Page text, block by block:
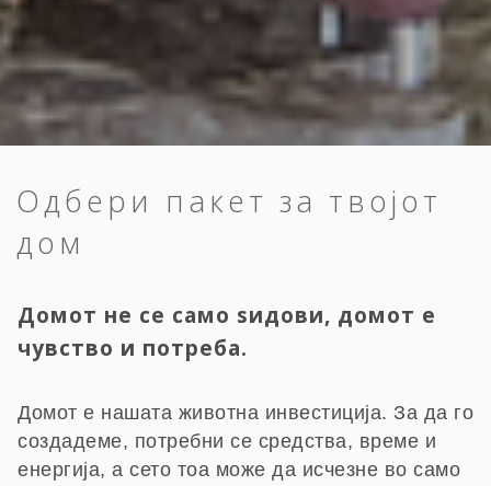
Одбери пакет за твојот
дом
Домот не се само ѕидови, домот е
чувство и потреба.
Домот е нашата животна инвестиција. За да го
создадеме, потребни се средства, време и
енергија, а сето тоа може да исчезне во само